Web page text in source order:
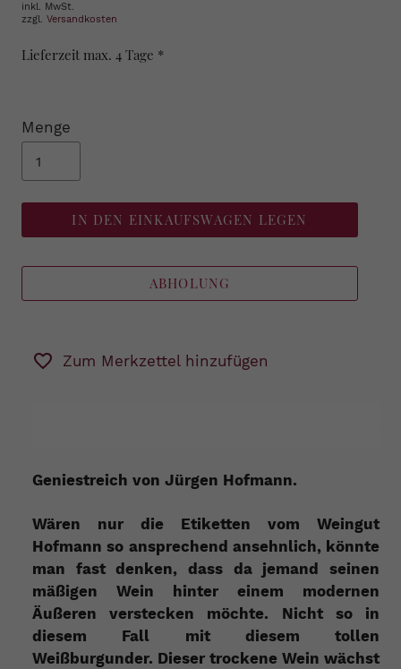
inkl. MwSt.
zzgl. Versandkosten
Lieferzeit max. 4 Tage *
Menge
IN DEN EINKAUFSWAGEN LEGEN
ABHOLUNG
Zum Merkzettel hinzufügen
Geniestreich von Jürgen Hofmann.
Wären nur die Etiketten vom Weingut
Hofmann so ansprechend ansehnlich, könnte
man fast denken, dass da jemand seinen
mäßigen Wein hinter einem modernen
Äußeren verstecken möchte. Nicht so in
diesem Fall mit diesem tollen
Weißburgunder. Dieser trockene Wein wächst